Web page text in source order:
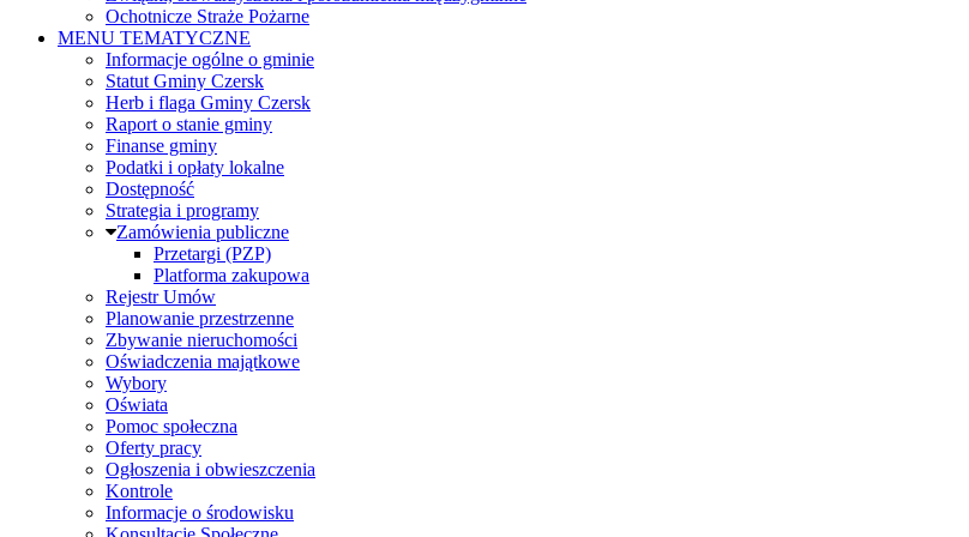
Ochotnicze Straże Pożarne
MENU TEMATYCZNE
Informacje ogólne o gminie
Statut Gminy Czersk
Herb i flaga Gminy Czersk
Raport o stanie gminy
Finanse gminy
Podatki i opłaty lokalne
Dostępność
Strategia i programy
Zamówienia publiczne
Przetargi (PZP)
Platforma zakupowa
Rejestr Umów
Planowanie przestrzenne
Zbywanie nieruchomości
Oświadczenia majątkowe
Wybory
Oświata
Pomoc społeczna
Oferty pracy
Ogłoszenia i obwieszczenia
Kontrole
Informacje o środowisku